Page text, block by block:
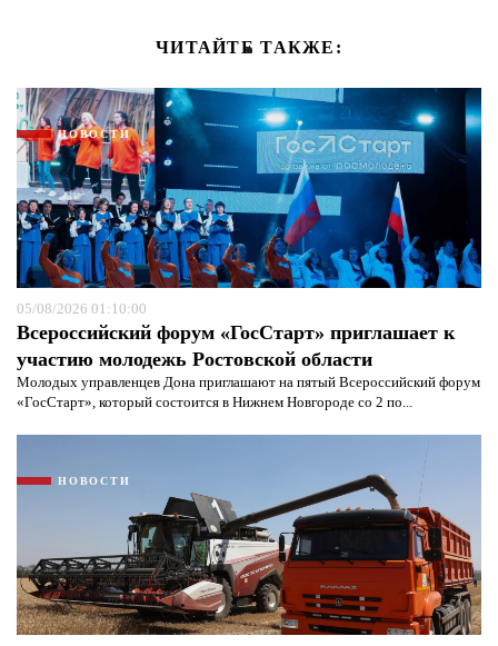
ЧИТАЙТЕ ТАКЖЕ:
НОВОСТИ
05/08/2026 01:10:00
Всероссийский форум «ГосСтарт» приглашает к
участию молодежь Ростовской области
Молодых управленцев Дона приглашают на пятый Всероссийский форум
«ГосСтарт», который состоится в Нижнем Новгороде со 2 по...
НОВОСТИ